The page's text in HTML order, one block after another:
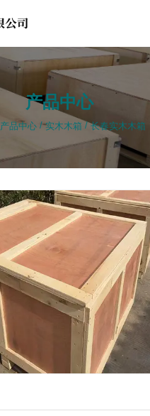
产品中心
产品中心 /实木木箱 /长春实木木箱
产品中心
产品中心 /实木木箱 /长春实木木箱